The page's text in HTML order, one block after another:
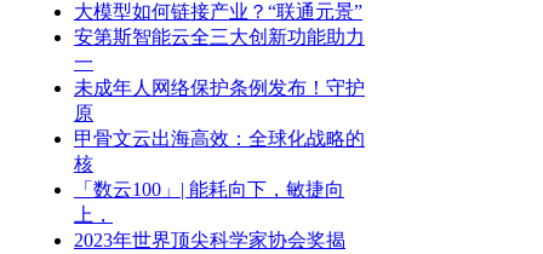
大模型如何链接产业？“联通元景”
安第斯智能云全三大创新功能助力
一
未成年人网络保护条例发布！守护
原
甲骨文云出海高效：全球化战略的
核
「数云100」| 能耗向下，敏捷向
上，
2023年世界顶尖科学家协会奖揭